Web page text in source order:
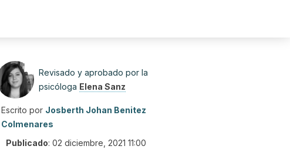
Revisado y aprobado por la
psicóloga Elena Sanz
Escrito por Josberth Johan Benitez
Colmenares
Publicado: 02 diciembre, 2021 11:00